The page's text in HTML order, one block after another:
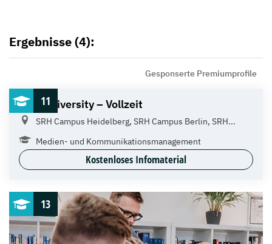
Ergebnisse (4):
Gesponserte Premiumprofile
11
SRH University – Vollzeit
SRH Campus Heidelberg, SRH Campus Berlin, SRH...
Medien- und Kommunikations­management
Kostenloses Infomaterial
13